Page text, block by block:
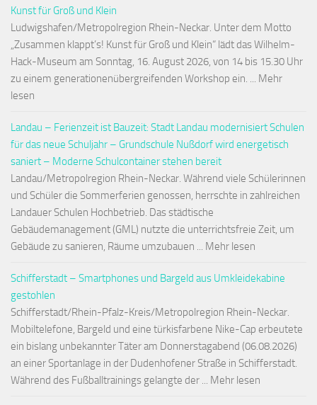
Kunst für Groß und Klein
Ludwigshafen/Metropolregion Rhein-Neckar. Unter dem Motto
„Zusammen klappt’s! Kunst für Groß und Klein“ lädt das Wilhelm-
Hack-Museum am Sonntag, 16. August 2026, von 14 bis 15.30 Uhr
zu einem generationenübergreifenden Workshop ein. ... Mehr
lesen
Landau – Ferienzeit ist Bauzeit: Stadt Landau modernisiert Schulen
für das neue Schuljahr – Grundschule Nußdorf wird energetisch
saniert – Moderne Schulcontainer stehen bereit
Landau/Metropolregion Rhein-Neckar. Während viele Schülerinnen
und Schüler die Sommerferien genossen, herrschte in zahlreichen
Landauer Schulen Hochbetrieb. Das städtische
Gebäudemanagement (GML) nutzte die unterrichtsfreie Zeit, um
Gebäude zu sanieren, Räume umzubauen ... Mehr lesen
Schifferstadt – Smartphones und Bargeld aus Umkleidekabine
gestohlen
Schifferstadt/Rhein-Pfalz-Kreis/Metropolregion Rhein-Neckar.
Mobiltelefone, Bargeld und eine türkisfarbene Nike-Cap erbeutete
ein bislang unbekannter Täter am Donnerstagabend (06.08.2026)
an einer Sportanlage in der Dudenhofener Straße in Schifferstadt.
Während des Fußballtrainings gelangte der ... Mehr lesen